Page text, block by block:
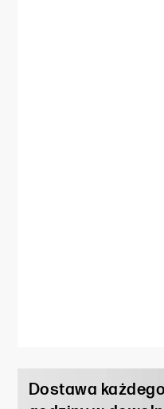
Dostawa